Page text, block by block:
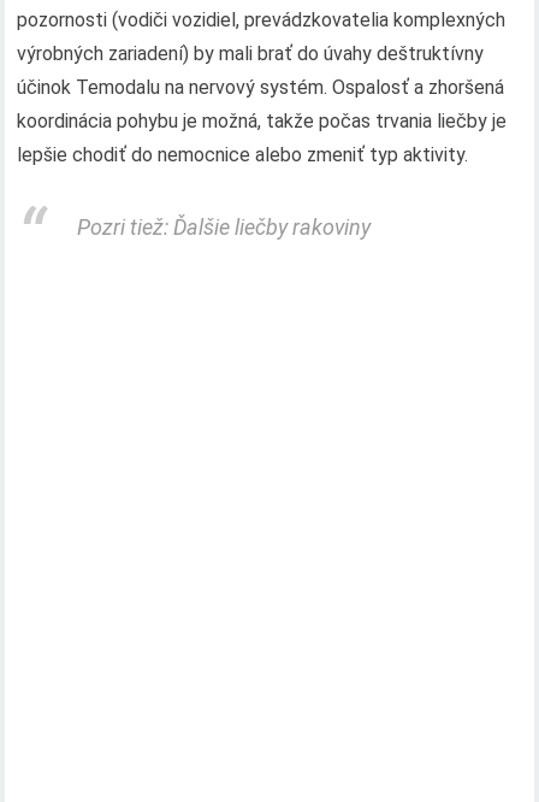
pozornosti (vodiči vozidiel, prevádzkovatelia komplexných
výrobných zariadení) by mali brať do úvahy deštruktívny
účinok Temodalu na nervový systém. Ospalosť a zhoršená
koordinácia pohybu je možná, takže počas trvania liečby je
lepšie chodiť do nemocnice alebo zmeniť typ aktivity.
Pozri tiež: Ďalšie liečby rakoviny